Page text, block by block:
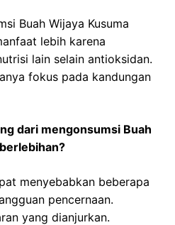
Buah Wijaya Kusuma
lebih karena
lain selain antioksidan.
fokus pada kandungan
dari mengonsumsi Buah
menyebabkan beberapa
pencernaan.
yang dianjurkan.